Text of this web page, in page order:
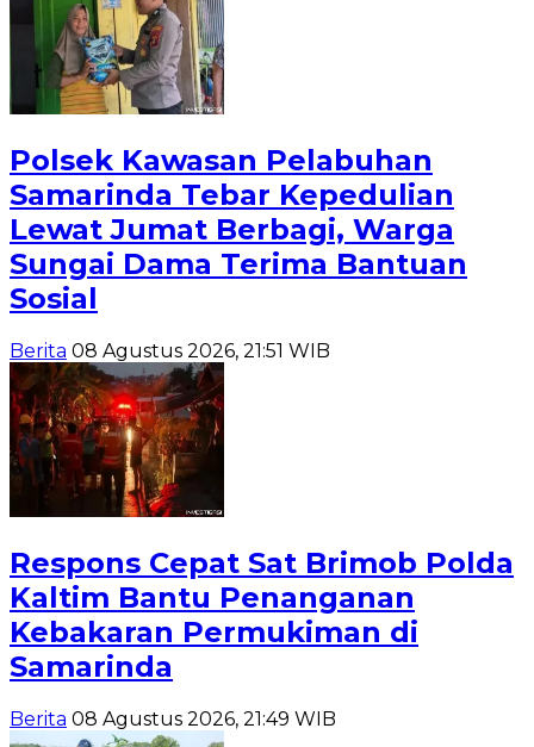
Polsek Kawasan Pelabuhan
Samarinda Tebar Kepedulian
Lewat Jumat Berbagi, Warga
Sungai Dama Terima Bantuan
Sosial
Berita 08 Agustus 2026, 21:51 WIB
Respons Cepat Sat Brimob Polda
Kaltim Bantu Penanganan
Kebakaran Permukiman di
Samarinda
Berita 08 Agustus 2026, 21:49 WIB